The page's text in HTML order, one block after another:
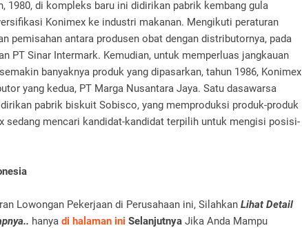
1980, di kompleks baru ini didirikan pabrik kembang gula
Konimex ke industri makanan. Mengikuti peraturan
pemisahan antara produsen obat dengan distributornya, pada
PT Sinar Intermark. Kemudian, untuk memperluas jangkauan
banyaknya produk yang dipasarkan, tahun 1986, Konimex
yang kedua, PT Marga Nusantara Jaya. Satu dasawarsa
pabrik biskuit Sobisco, yang memproduksi produk-produk
sedang mencari kandidat-kandidat terpilih untuk mengisi posisi-
Lowongan Pekerjaan di Perusahaan ini, Silahkan Lihat Detail
hanya di halaman ini Selanjutnya Jika Anda Mampu